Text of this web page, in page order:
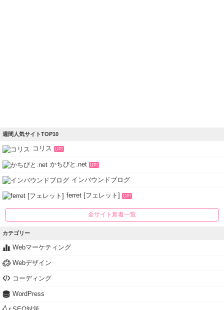
週間人気サイトTOP10
コリス UP!
かちびと.net UP!
インバウンドブログ
ferret [フェレット] UP!
全サイト新着一覧
カテゴリー
Webマーケティング
Webデザイン
コーディング
WordPress